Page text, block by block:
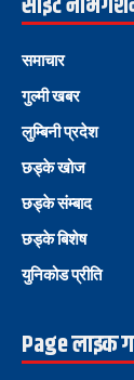
समाचार
गुल्मी खबर
लुम्बिनी प्रदेश
छड्के खोज
छड्के संम्बाद
छड्के बिशेष
युनिकोड प्रीति
Page लाइक